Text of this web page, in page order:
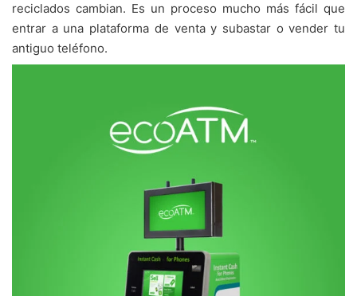
reciclados cambian. Es un proceso mucho más fácil que
entrar a una plataforma de venta y subastar o vender tu
antiguo teléfono.